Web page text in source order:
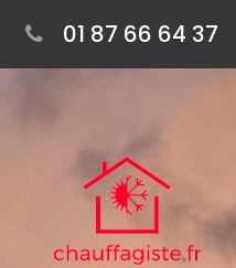
01 87 66 64 37